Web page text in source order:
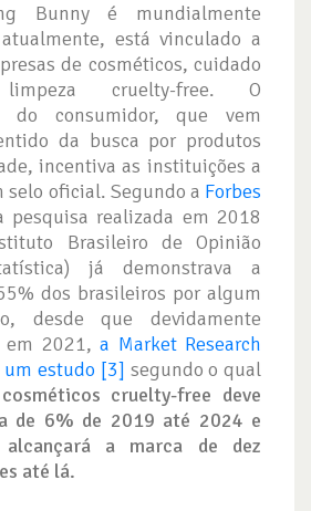
Bunny é mundialmente
está vinculado a
de cosméticos, cuidado
cruelty-free. O
do consumidor, que vem
da busca por produtos
incentiva as instituições a
selo oficial. Segundo a Forbes
pesquisa realizada em 2018
Brasileiro de Opinião
já demonstrava a
dos brasileiros por algum
desde que devidamente
em 2021, a Market Research
estudo [3] segundo o qual
cruelty-free deve
de 6% de 2019 até 2024 e
alcançará a marca de dez
até lá.